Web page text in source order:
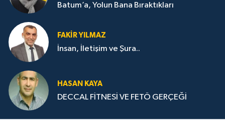
Batum’a, Yolun Bana Bıraktıkları
FAKIR YILMAZ
İnsan, İletişim ve Şura..
HASAN KAYA
DECCAL FİTNESİ VE FETÖ GERÇEĞİ